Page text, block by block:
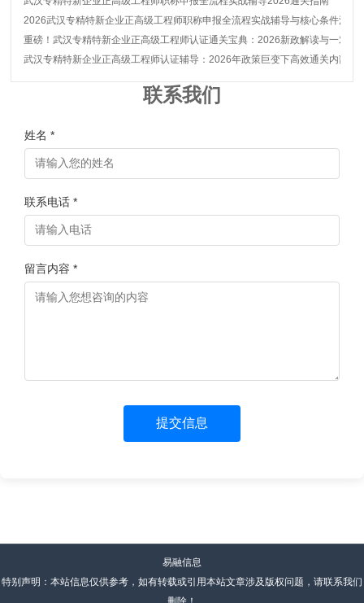
2026武汉专精特新企业正高级工程师职称申报全流程实战辅导与核心条件深度
重磅！武汉专精特新企业正高级工程师认证通关宝典：2026新政解读与一对一
武汉专精特新企业正高级工程师认证辅导：2026年政策巨变下高效通关内部秘
联系我们
姓名 *
联系电话 *
留言内容 *
提交信息
易融信息
特别声明：本站信息仅供参考，如有转载或引用本站文章涉及版权问题，请联系我们